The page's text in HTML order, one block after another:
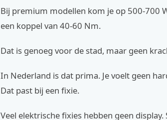
Bij premium modellen kom je op 500-700
een koppel van 40-60 Nm.
Dat is genoeg voor de stad, maar geen
In Nederland is dat prima. Je voelt geen
Dat past bij een fixie.
Veel elektrische fixies hebben geen